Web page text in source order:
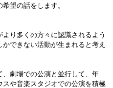
望の話をします。
より多くの方々に認識されるよう
できない活動が生まれると考え
、劇場での公演と並行して、年
スや音楽スタジオでの公演を積極